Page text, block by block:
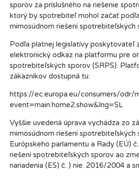
sporov za príslušného na riešenie
ktorý by spotrebiteľ mohol začať
mimosúdnom riešení spotrebiteľských
Podľa platnej legislatívy poskytovateľ
elektronický odkaz na platformu pre
spotrebiteľských sporov (SRPS).
zákazníkov dostupná tu:
https://ec.europa.eu/consumers/odr/
event=main.home2.show&lng=SL
Vyššie uvedená úprava vychádza zo
mimosúdnom riešení spotrebiteľských
Európskeho parlamentu a Rady (EÚ)
riešení spotrebiteľských sporov ao
nariadenia (ES) č. ) nie. 2016/2004 a